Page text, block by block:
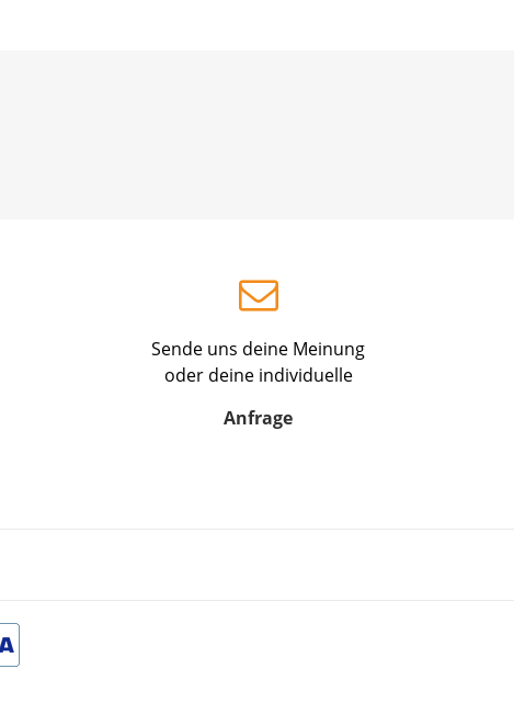
Sende uns deine Meinung
oder deine individuelle
Anfrage